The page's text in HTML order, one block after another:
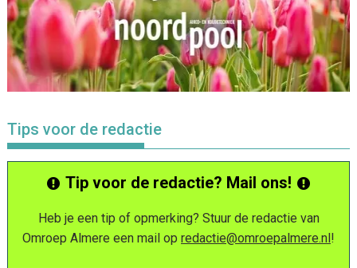
Tips voor de redactie
Tip voor de redactie? Mail ons!
Heb je een tip of opmerking? Stuur de redactie van
Omroep Almere een mail op redactie@omroepalmere.nl!